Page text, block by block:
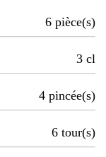
6 pièce(s)
3 cl
4 pincée(s)
6 tour(s)